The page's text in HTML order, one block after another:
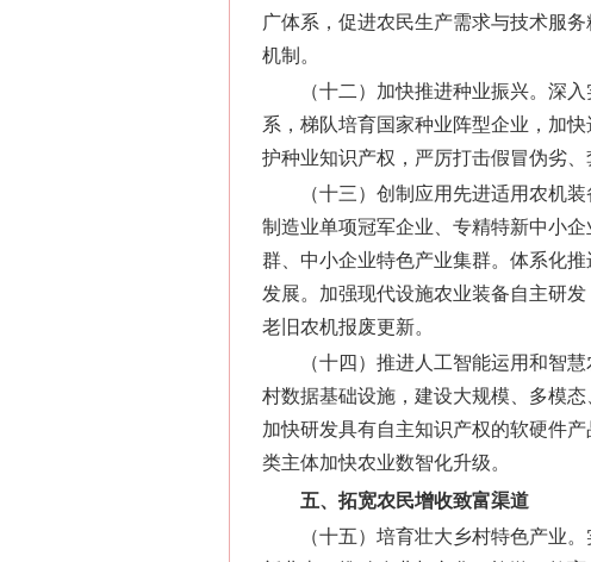
广体系，促进农民生产需求与技术服
机制。
（十二）加快推进种业振兴。 深入
系，梯队培育国家种业阵型企业，加
护种业知识产权，严厉打击假冒伪劣
（十三）创制应用先进适用农机装
制造业单项冠军企业、专精特新中小
群、中小企业特色产业集群。体系化
发展。加强现代设施农业装备自主研
老旧农机报废更新。
（十四）推进人工智能运用和智慧
村数据基础设施，建设大规模、多模
加快研发具有自主知识产权的软硬件
类主体加快农业数智化升级。
五、拓宽农民增收致富渠道
（十五）培育壮大乡村特色产业。